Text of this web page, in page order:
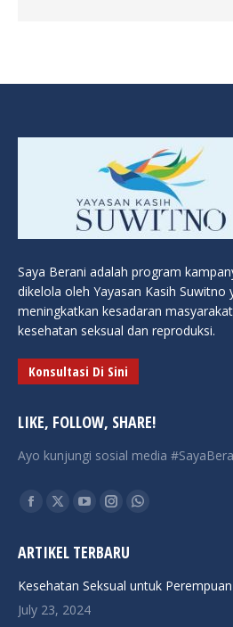
Saya Berani adalah program
dikelola oleh Yayasan Kasih
meningkatkan kesadaran
kesehatan seksual dan reproduksi.
Konsultasi Di Sini
LIKE, FOLLOW, SHARE!
Ayo kunjungi sosial media
Find us on:
Facebook
opens
in
new
X
opens
in
new
YouTube
opens
in
new
Instagram
opens
in
Whatsapp
in
ARTIKEL TERBARU
Kesehatan Seksual untuk
July 23, 2024